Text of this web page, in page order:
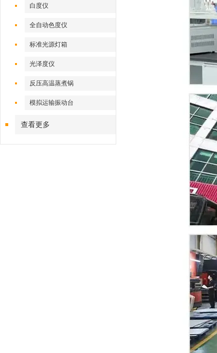
白度仪
全自动色度仪
标准光源灯箱
光泽度仪
反压高温蒸煮锅
模拟运输振动台
查看更多